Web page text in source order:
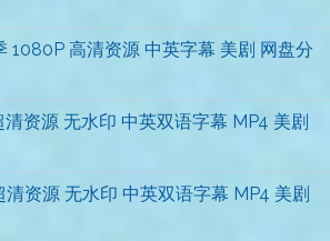
1080P 高清资源 中英字幕 美剧 网盘分
资源 无水印 中英双语字幕 MP4 美剧
资源 无水印 中英双语字幕 MP4 美剧